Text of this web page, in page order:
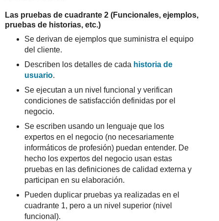
Las pruebas de cuadrante 2 (Funcionales, ejemplos,
pruebas de historias, etc.)
Se derivan de ejemplos que suministra el equipo
del cliente.
Describen los detalles de cada historia de
usuario.
Se ejecutan a un nivel funcional y verifican
condiciones de satisfacción definidas por el
negocio.
Se escriben usando un lenguaje que los
expertos en el negocio (no necesariamente
informáticos de profesión) puedan entender. De
hecho los expertos del negocio usan estas
pruebas en las definiciones de calidad externa y
participan en su elaboración.
Pueden duplicar pruebas ya realizadas en el
cuadrante 1, pero a un nivel superior (nivel
funcional).